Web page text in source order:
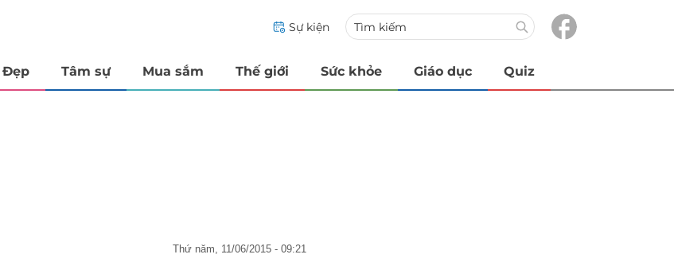
Sự kiện
Đẹp Tâm sự Mua sắm Thế giới Sức khỏe Giáo dục Quiz
thứ năm, 11/06/2015 - 09:21